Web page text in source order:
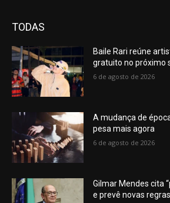
with
vape.who
sells
the
best
www.luxuryreplicawatch.to
makes
enamel
artistry
and
ability
to
TODAS
Baile Rari reúne
gratuito no próximo
6 de agosto de 2026
A mudança de
pesa mais agora
6 de agosto de 2026
Gilmar Mendes cita
e prevê novas